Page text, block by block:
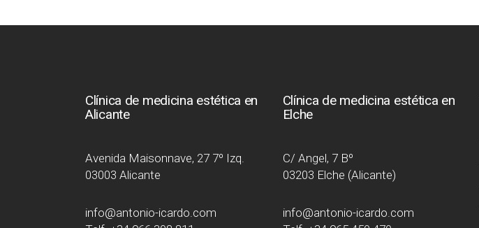
Clínica de medicina estética en
Alicante
Avenida Maisonnave, 27 7º Izq.
03003 Alicante
info@antonio-icardo.com
Clínica de medicina estética en
Elche
C/ Angel, 7 Bº
03203 Elche (Alicante)
info@antonio-icardo.com